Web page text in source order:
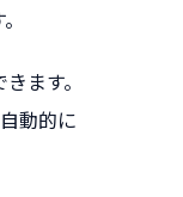
ます。
動的に